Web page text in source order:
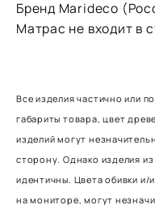
Бренд Marideco
Матрас не входит в
Все изделия частично или
габариты товара, цвет
изделий могут
сторону. Однако изделия
идентичны. Цвета обивки
на мониторе, могут